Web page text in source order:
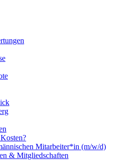
Mitarbeiter*in (m/w/d)
& Mitgliedschaften